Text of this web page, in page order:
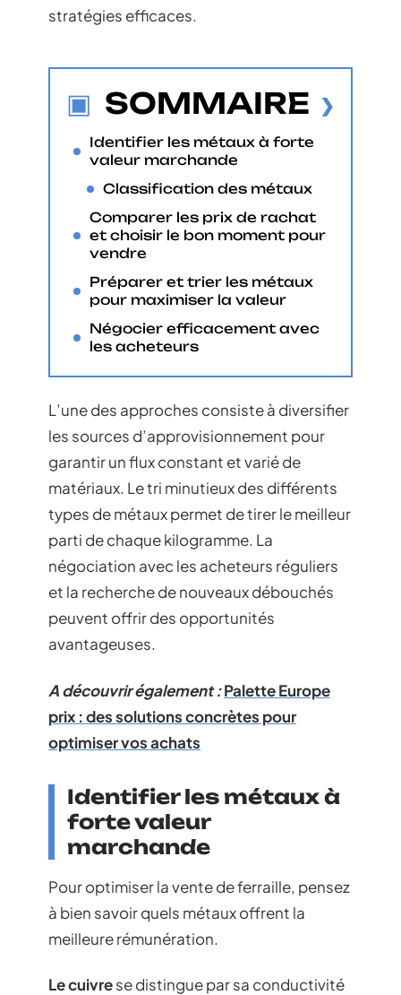
stratégies efficaces.
SOMMAIRE
Identifier les métaux à forte
valeur marchande
Classification des métaux
Comparer les prix de rachat
et choisir le bon moment pour
vendre
Préparer et trier les métaux
pour maximiser la valeur
Négocier efficacement avec
les acheteurs
L’une des approches consiste à diversifier
les sources d’approvisionnement pour
garantir un flux constant et varié de
matériaux. Le tri minutieux des différents
types de métaux permet de tirer le meilleur
parti de chaque kilogramme. La
négociation avec les acheteurs réguliers
et la recherche de nouveaux débouchés
peuvent offrir des opportunités
avantageuses.
A découvrir également :Palette Europe
prix : des solutions concrètes pour
optimiser vos achats
Identifier les métaux à
forte valeur
marchande
Pour optimiser la vente de ferraille, pensez
à bien savoir quels métaux offrent la
meilleure rémunération.
Le cuivrese distingue par sa conductivité